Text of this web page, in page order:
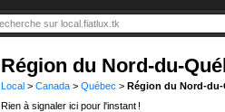
Région du Nord-du-
Local > Canada > Québec > Région du Nord-du-
Rien à signaler ici pour l'instant !